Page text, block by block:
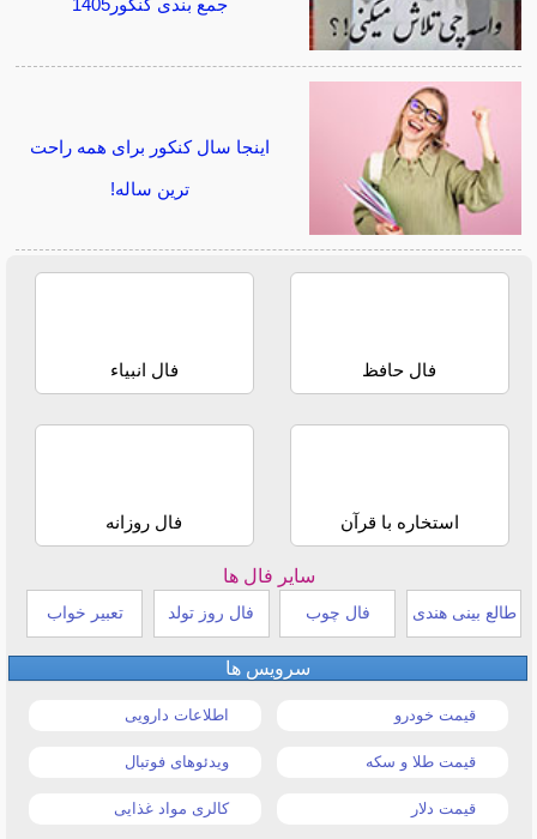
جمع بندی کنکور1405
اینجا سال کنکور برای همه راحت
ترین ساله!
فال حافظ فال انبیاء
استخاره با قرآن فال روزانه
سایر فال ها
طالع بینی هندی فال چوب فال روز تولد تعبیر خواب
سرویس ها
قیمت خودرو اطلاعات دارویی
قیمت طلا و سکه ویدئوهای فوتبال
قیمت دلار کالری مواد غذایی